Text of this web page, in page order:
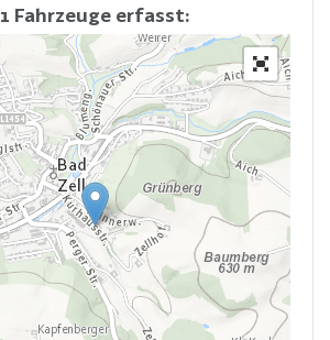
1 Fahrzeuge erfasst: